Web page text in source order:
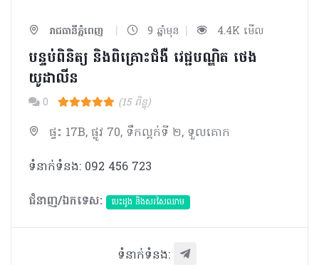
រាជធានីភ្នំពេញ | 9 ឆ្នាំមុន | 4.4K មើល
បន្ទប់ពិនិត្យ​ និងពិគ្រោះជំងឺ វេជ្ជបណ្ឌិត ថេង
យូដាលីន
0 (15 ពិន្ទុ)
ផ្ទះ 17B, ផ្លូវ 70, ទឹកល្អក់ទី ២, ទួលគោក
ទំនាក់ទំនង: 092 456 723
ជំនាញ/ឯកទេស:
បេះដូង​ និងសរសៃឈាម
ទំនាក់ទំនង: